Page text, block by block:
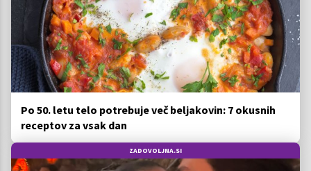
Po 50. letu telo potrebuje več beljakovin: 7 okusnih
receptov za vsak dan
ZADOVOLJNA.SI